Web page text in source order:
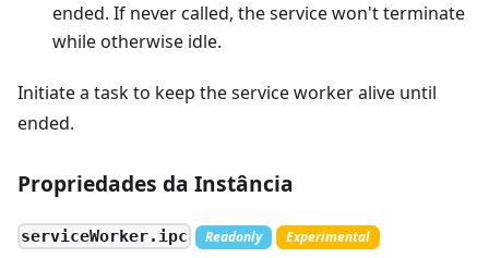
ended. If never called, the service won't terminate
while otherwise idle.
Initiate a task to keep the service worker alive until
ended.
Propriedades da Instância
serviceWorker.ipc Readonly Experimental